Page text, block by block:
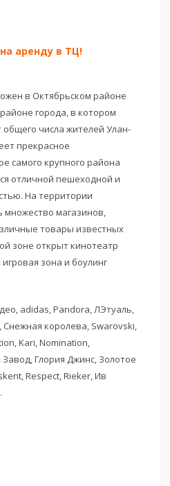
аренду в ТЦ!
в Октябрьском районе
города, в котором
числа жителей Улан-
прекрасное
самого крупного района
отличной пешеходной и
На территории
множество магазинов,
товары известных
зоне открыт кинотеатр
игровая зона и боулинг
adidas, Pandora, ЛЭтуаль,
королева, Swarovski,
Kari, Nomination,
Глория Джинс, Золотое
Respect, Rieker, Ив